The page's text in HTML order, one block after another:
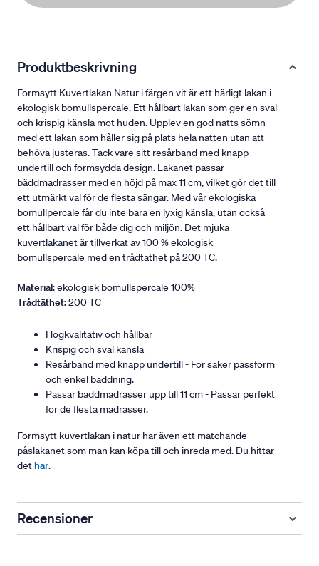
Produktbeskrivning
Formsytt Kuvertlakan Natur i färgen vit är ett härligt lakan i
ekologisk bomullspercale. Ett hållbart lakan som ger en sval
och krispig känsla mot huden. Upplev en god natts sömn
med ett lakan som håller sig på plats hela natten utan att
behöva justeras. Tack vare sitt resårband med knapp
undertill och formsydda design. Lakanet passar
bäddmadrasser med en höjd på max 11 cm, vilket gör det till
ett utmärkt val för de flesta sängar. Med vår ekologiska
bomullpercale får du inte bara en lyxig känsla, utan också
ett hållbart val för både dig och miljön. Det mjuka
kuvertlakanet är tillverkat av 100 % ekologisk
bomullspercale med en trådtäthet på 200 TC.
Material: ekologisk bomullspercale 100%
Trådtäthet:200 TC
Högkvalitativ och hållbar
Krispig och sval känsla
Resårband med knapp undertill - För säker passform
och enkel bäddning.
Passar bäddmadrasser upp till 11 cm - Passar perfekt
för de flesta madrasser.
Formsytt kuvertlakan i natur har även ett matchande
påslakanet som man kan köpa till och inreda med. Du hittar
dethär.
Recensioner